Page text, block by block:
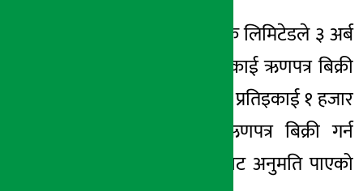
काठमाडौँ । नबिल बैंक लिमिटेडले ३ अर्ब
रुपैयाँको ३० लाख इकाई ऋणपत्र बिक्री
गर्ने भएको छ । बैंकले प्रतिइकाई १ हजार
रुपैयाँ दरमा उक्त ऋणपत्र बिक्री गर्न
नेपाल धितोपत्र बोर्डबाट अनुमति पाएको